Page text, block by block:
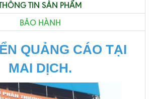
TIN SẢN PHẨM
BẢO HÀNH
QUẢNG CÁO TẠI
MAI DỊCH.